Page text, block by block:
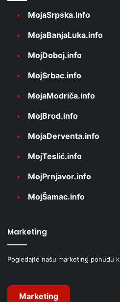
MojaSrpska.info
MojaBanjaLuka.info
MojDoboj.info
MojSrbac.info
MojaModriča.info
MojBrod.info
MojaDerventa.info
MojTeslić.info
MojPrnjavor.info
MojŠamac.info
Marketing
Pogledajte našu marketing ponudu
Marketing